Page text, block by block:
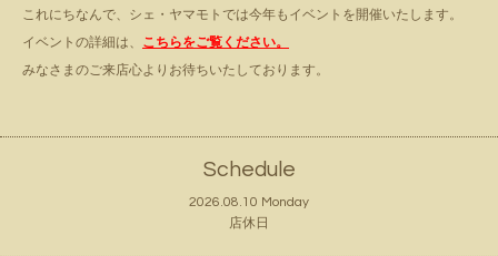
これにちなんで、シェ・ヤマモトでは今年もイベントを開催いたします。
イベントの詳細は、 こちらをご覧ください。
みなさまのご来店心よりお待ちいたしております。
Schedule
2026.08.10 Monday
店休日